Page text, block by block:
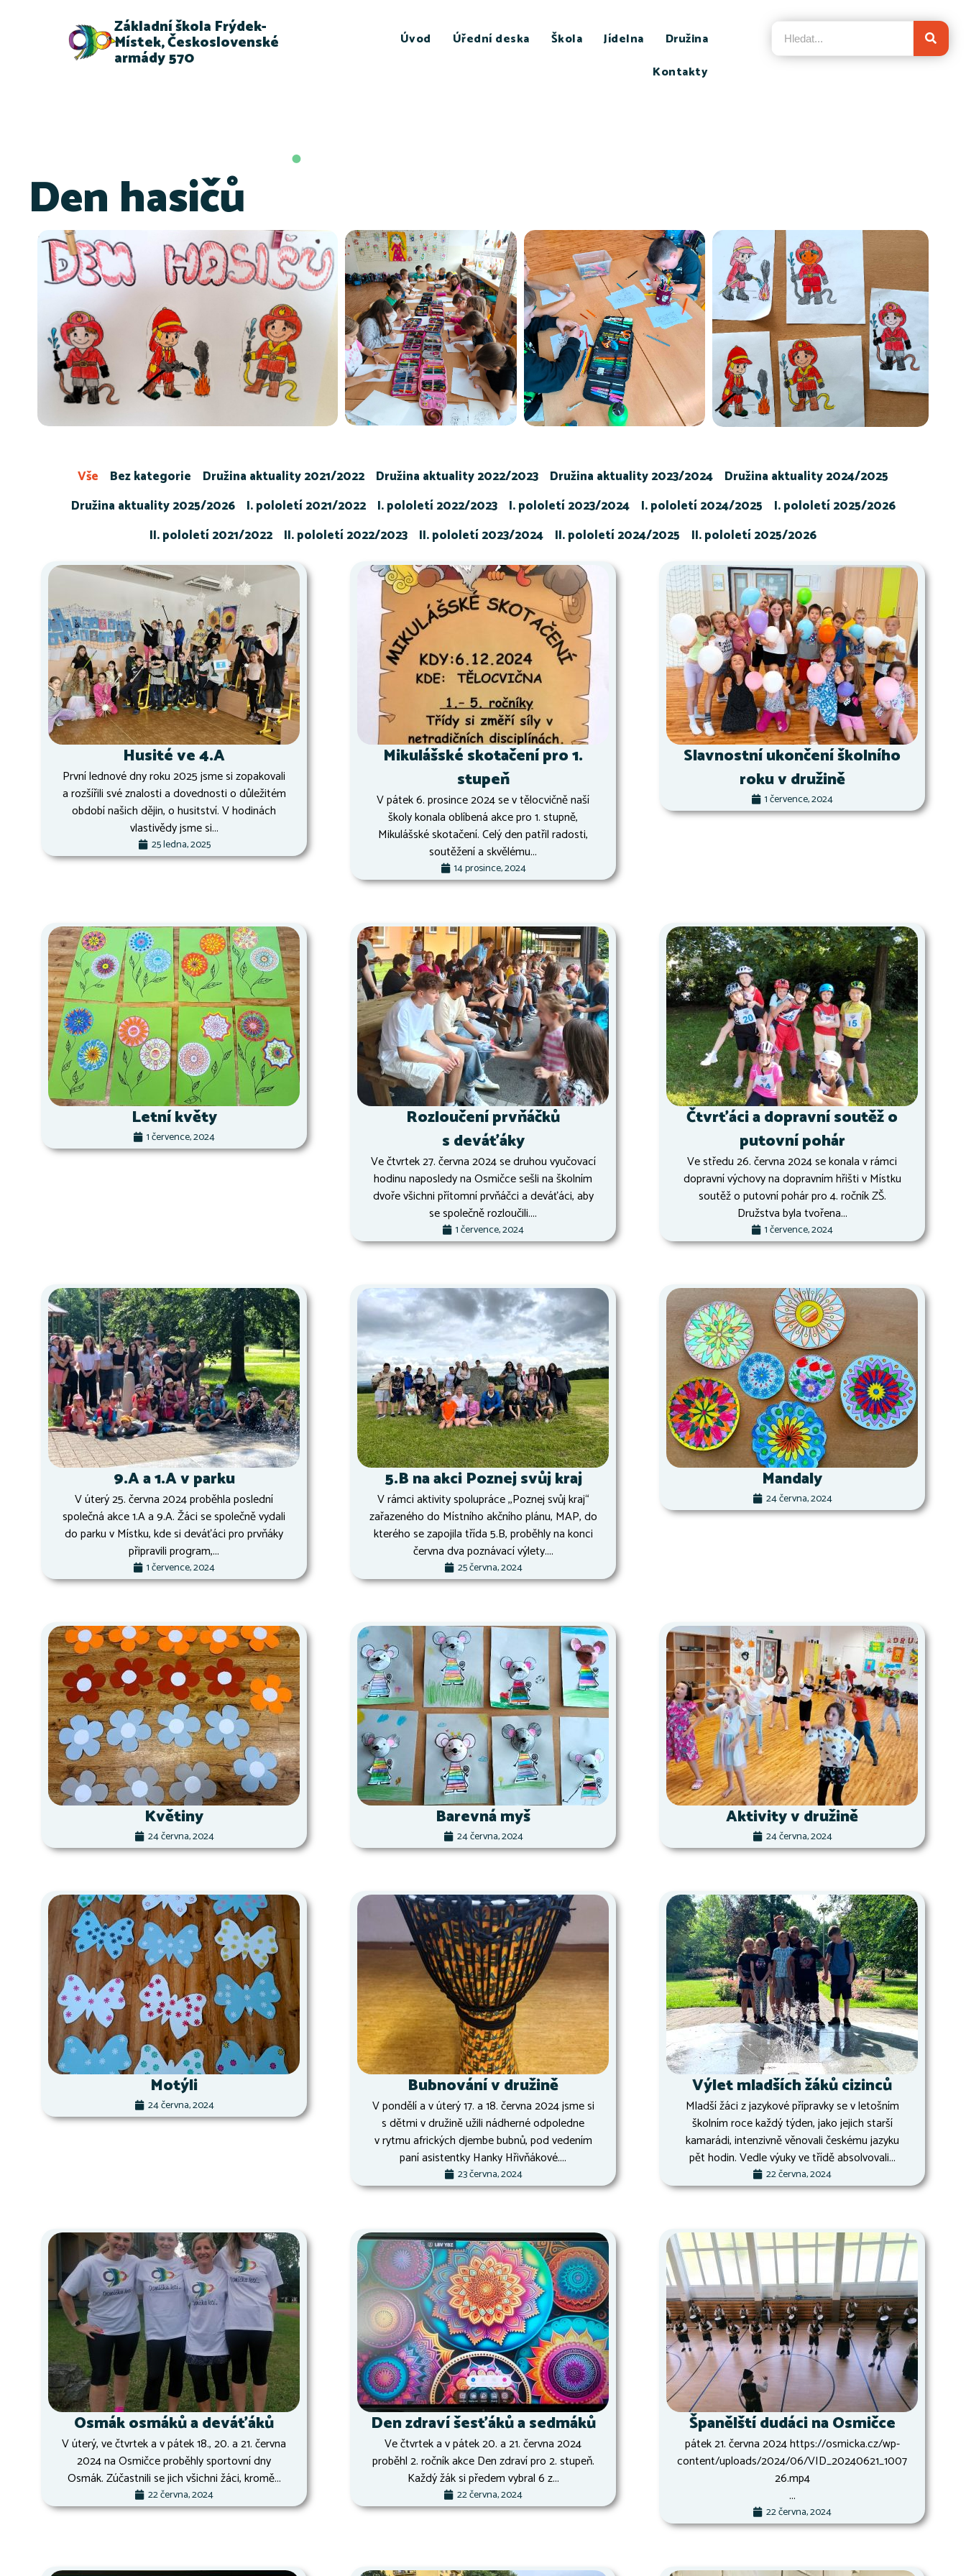
Základní škola Frýdek-
Místek, Československé
armády 570
Úvod Úřední deska Škola Jídelna
Družina
Kontakty
Den hasičů
Bez kategorie Družina aktuality 2021/2022 Družina aktuality 2022/2023 Družina aktuality 2023/2024
Družina aktuality 2024/2025
Družina aktuality 2025/2026
I. pololetí 2021/2022 I. pololetí 2022/2023 I. pololetí 2023/2024 I. pololetí 2024/2025
I. pololetí 2025/2026
II. pololetí 2021/2022
II. pololetí 2022/2023 II. pololetí 2023/2024 II. pololetí 2024/2025 II. pololetí 2025/2026
Vše
Husité ve 4.A
První lednové dny roku 2025 jsme si zopakovali
a rozšířili své znalosti a dovednosti o důležitém
období našich dějin, o husitství. V hodinách
vlastivědy jsme si...
25 ledna, 2025
Mikulášské skotačení pro 1.
stupeň
V pátek 6. prosince 2024 se v tělocvičně naší
školy konala oblíbená akce pro 1. stupně,
Mikulášské skotačení. Celý den patřil radosti,
soutěžení a skvělému...
14 prosince, 2024
Slavnostní ukončení školního
roku v družině
1 července, 2024
Letní květy
1 července, 2024
Rozloučení prvňáčků
s deváťáky
Ve čtvrtek 27. června 2024 se druhou vyučovací
hodinu naposledy na Osmičce sešli na školním
dvoře všichni přítomní prvňáčci a deváťáci, aby
se společně rozloučili....
1 července, 2024
Čtvrťáci a dopravní soutěž o
putovní pohár
Ve středu 26. června 2024 se konala v rámci
dopravní výchovy na dopravním hřišti v Místku
soutěž o putovní pohár pro 4. ročník ZŠ.
Družstva byla tvořena...
1 července, 2024
9.A a 1.A v parku
V úterý 25. června 2024 proběhla poslední
společná akce 1.A a 9.A. Žáci se společně vydali
do parku v Místku, kde si deváťáci pro prvňáky
připravili program,...
1 července, 2024
5.B na akci Poznej svůj kraj
V rámci aktivity spolupráce ,,Poznej svůj kraj“
zařazeného do Místního akčního plánu, MAP, do
kterého se zapojila třída 5.B, proběhly na konci
června dva poznávací výlety....
25 června, 2024
Mandaly
24 června, 2024
Květiny
24 června, 2024
Barevná myš
24 června, 2024
Aktivity v družině
24 června, 2024
Motýli
24 června, 2024
Bubnování v družině
V pondělí a v úterý 17. a 18. června 2024 jsme si
s dětmi v družině užili nádherné odpoledne
v rytmu afrických djembe bubnů, pod vedením
paní asistentky Hanky Hřivňákové....
23 června, 2024
Výlet mladších žáků cizinců
Mladší žáci z jazykové přípravky se v letošním
školním roce každý týden, jako jejich starší
kamarádi, intenzivně věnovali českému jazyku
pět hodin. Vedle výuky ve třídě absolvovali...
22 června, 2024
Osmák osmáků a deváťáků
V úterý, ve čtvrtek a v pátek 18., 20. a 21. června
2024 na Osmičce proběhly sportovní dny
Osmák. Zúčastnili se jich všichni žáci, kromě...
22 června, 2024
Den zdraví šesťáků a sedmáků
Ve čtvrtek a v pátek 20. a 21. června 2024
proběhl 2. ročník akce Den zdraví pro 2. stupeň.
Každý žák si předem vybral 6 z...
22 června, 2024
Španělští dudáci na Osmičce
pátek 21. června 2024 https://osmicka.cz/wp-
content/uploads/2024/06/VID_20240621_1007
26.mp4
...
22 června, 2024